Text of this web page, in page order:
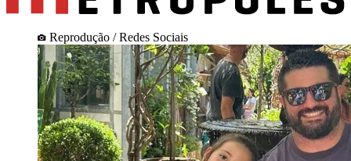
Reprodução / Redes Sociais